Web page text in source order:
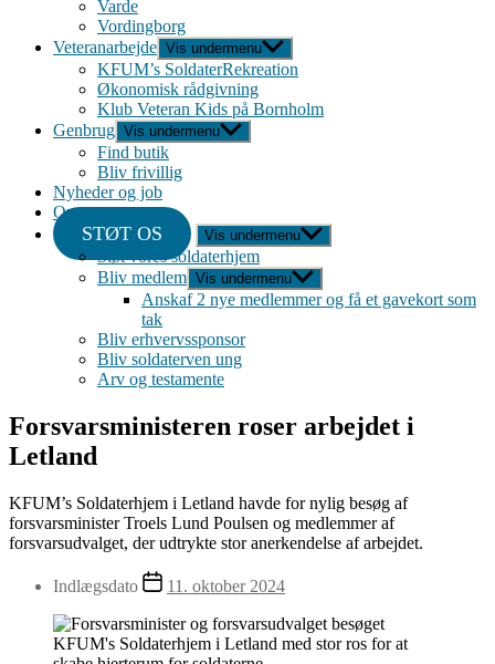
Varde
Vordingborg
Veteranarbejde Vis undermenu
KFUM’s SoldaterRekreation
Økonomisk rådgivning
Klub Veteran Kids på Bornholm
Genbrug Vis undermenu
Find butik
Bliv frivillig
Nyheder og job
Om
STØT OS Vis undermenu
Støt vores soldaterhjem
Bliv medlem Vis undermenu
Anskaf 2 nye medlemmer og få et gavekort som
tak
Bliv erhvervssponsor
Bliv soldaterven ung
Arv og testamente
Forsvarsministeren roser arbejdet i
Letland
KFUM’s Soldaterhjem i Letland havde for nylig besøg af
forsvarsminister Troels Lund Poulsen og medlemmer af
forsvarsudvalget, der udtrykte stor anerkendelse af arbejdet.
Indlægsdato 11. oktober 2024